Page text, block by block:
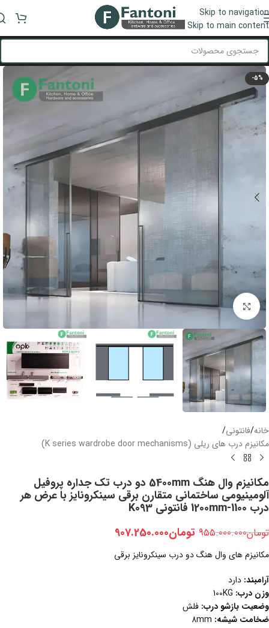
Skip to navigation
Skip to main content
منو
-5%
بزرگنمایی تصویر
خانه/فانتونی/
مکانیزم درب های ریلی (K series wardrobe door mechanisms)
مکانیزم وال هنگ 5400mm دو درب تک جداره پروفیل
آلومینیومی ساختمانی متقارن برقی سینکرونایز با عرض هر
درب 1100-1200mm فانتونی K093
تومان955.000.000 تومان907.250.000
مکانیزم های وال هنگ دو درب سینکرونایز برقی
آرامبند: دارد
وزن درب:
وضعیت بازشو درب: فلش
ضخامت شیشه: